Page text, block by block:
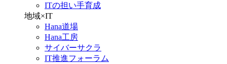
ITの担い手育成
地域×IT
Hana道場
Hana工房
サイバーサクラ
IT推進フォーラム